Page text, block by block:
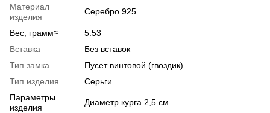
Материал
изделия
Серебро 925
Вес, грамм≈
5.53
Вставка
Без вставок
Тип замка
Пусет винтовой (гвоздик)
Тип изделия
Серьги
Параметры
изделия
Диаметр курга 2,5 см